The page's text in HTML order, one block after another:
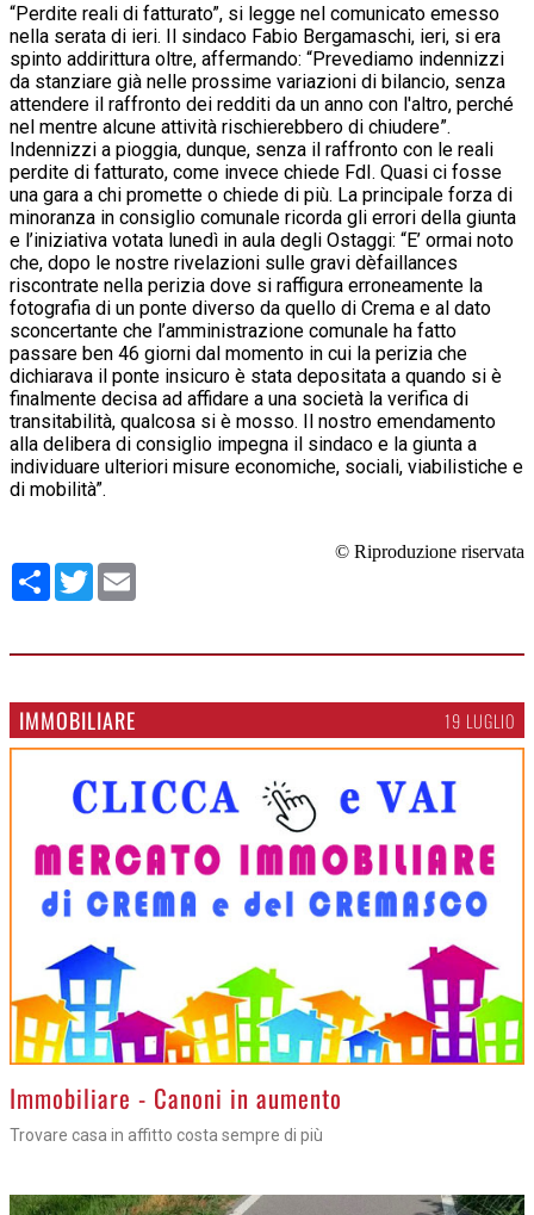
“Perdite reali di fatturato”, si legge nel comunicato emesso
nella serata di ieri. Il sindaco Fabio Bergamaschi, ieri, si era
spinto addirittura oltre, affermando: “Prevediamo indennizzi
da stanziare già nelle prossime variazioni di bilancio, senza
attendere il raffronto dei redditi da un anno con l'altro, perché
nel mentre alcune attività rischierebbero di chiudere”.
Indennizzi a pioggia, dunque, senza il raffronto con le reali
perdite di fatturato, come invece chiede FdI. Quasi ci fosse
una gara a chi promette o chiede di più. La principale forza di
minoranza in consiglio comunale ricorda gli errori della giunta
e l’iniziativa votata lunedì in aula degli Ostaggi: “E’ ormai noto
che, dopo le nostre rivelazioni sulle gravi dèfaillances
riscontrate nella perizia dove si raffigura erroneamente la
fotografia di un ponte diverso da quello di Crema e al dato
sconcertante che l’amministrazione comunale ha fatto
passare ben 46 giorni dal momento in cui la perizia che
dichiarava il ponte insicuro è stata depositata a quando si è
finalmente decisa ad affidare a una società la verifica di
transitabilità, qualcosa si è mosso. Il nostro emendamento
alla delibera di consiglio impegna il sindaco e la giunta a
individuare ulteriori misure economiche, sociali, viabilistiche e
di mobilità”.
© Riproduzione riservata
Condividi
Twitter
IMMOBILIARE 19 LUGLIO
>Immobiliare - Canoni in aumento
Trovare casa in affitto costa sempre di più